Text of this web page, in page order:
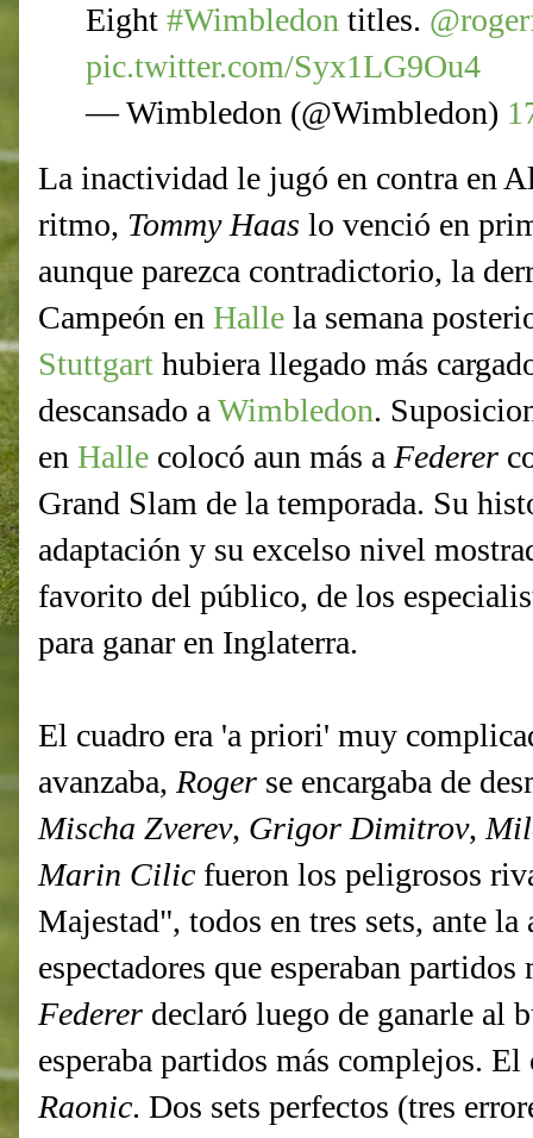
Eight #Wimbledon titles.
pic.twitter.com/Syx1LG9Ou4
— Wimbledon (@Wimbledon)
La inactividad le jugó en contra en
ritmo, Tommy Haas lo venció en
aunque parezca contradictorio, la
Campeón en Halle la semana
Stuttgart hubiera llegado más
descansado a Wimbledon.
en Halle colocó aun más a Federer
Grand Slam de la temporada. Su
adaptación y su excelso nivel
favorito del público, de los
para ganar en Inglaterra.
El cuadro era 'a priori' muy
avanzaba, Roger se encargaba de
Mischa Zverev, Grigor Dimitrov,
Marin Cilic fueron los peligrosos
Majestad", todos en tres sets, ante
espectadores que esperaban
Federer declaró luego de ganarle al
esperaba partidos más complejos.
Raonic. Dos sets perfectos (tres